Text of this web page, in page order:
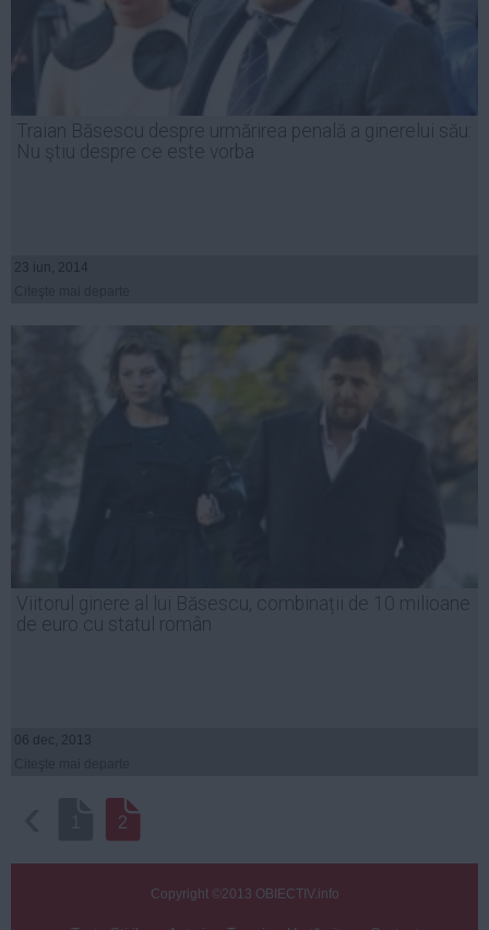
Traian Băsescu despre urmărirea penală a ginerelui său:
Nu ştiu despre ce este vorba
23 iun, 2014
Viitorul ginere al lui Băsescu, combinații de 10 milioane
de euro cu statul român
06 dec, 2013
2
Copyright ©2013 OBIECTIV.info